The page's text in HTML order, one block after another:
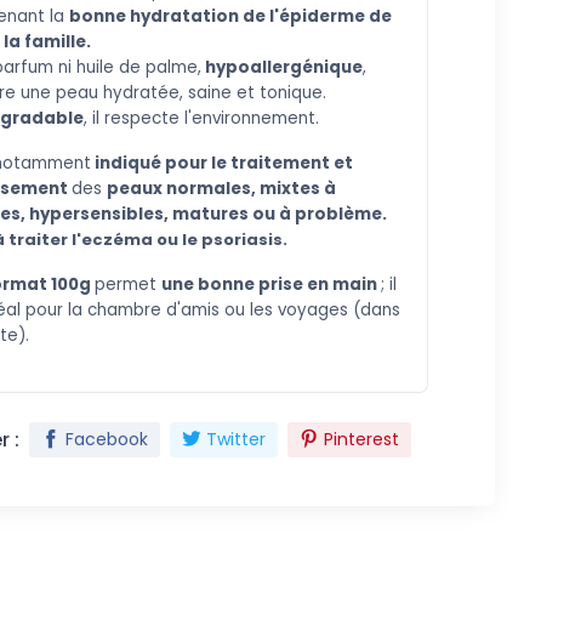
la bonne hydratation de l'épiderme de
famille.
ni huile de palme, hypoallergénique,
une peau hydratée, saine et tonique.
, il respecte l'environnement.
indiqué pour le traitement et
des peaux normales, mixtes à
hypersensibles, matures ou à problème.
traiter l'eczéma ou le psoriasis.
100g permet une bonne prise en main; il
pour la chambre d'amis ou les voyages (dans
: Facebook Twitter Pinterest